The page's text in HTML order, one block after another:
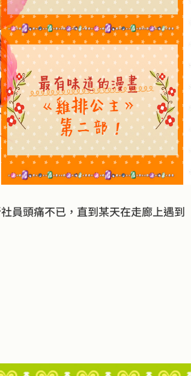
員頭痛不已，直到某天在走廊上遇到